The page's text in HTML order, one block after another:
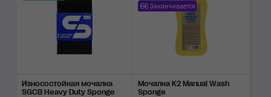
Износостойкая мочалка
SGCB Heavy Duty Sponge
Заканчивается
Мочалка K2 Manual Wash
Sponge